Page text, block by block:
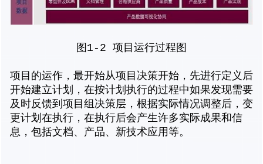
图1-2 项目运行过程图
项目的运作，最开始从项目决策开始，先进行定义后
开始建立计划，在按计划执行的过程中如果发现需要
及时反馈到项目组决策层，根据实际情况调整后，变
更计划在执行，在执行后会产生许多实际成果和信
息，包括文档、产品、新技术应用等。